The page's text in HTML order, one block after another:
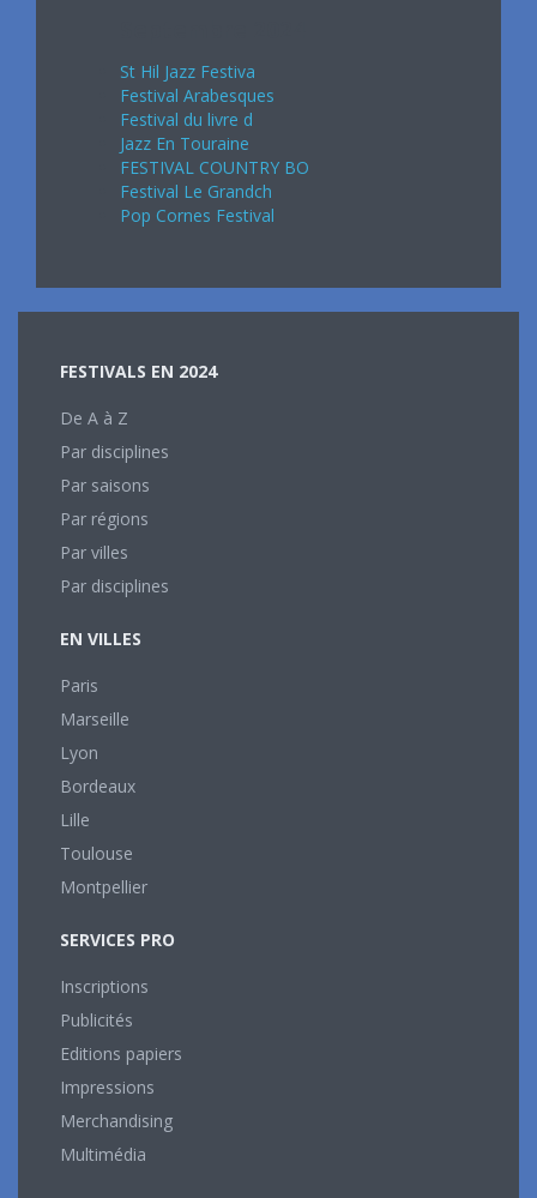
St Hil Jazz Festiva
Festival Arabesques
Festival du livre d
Jazz En Touraine
FESTIVAL COUNTRY BO
Festival Le Grandch
Pop Cornes Festival
FESTIVALS EN 2024
De A à Z
Par disciplines
Par saisons
Par régions
Par villes
Par disciplines
EN VILLES
Paris
Marseille
Lyon
Bordeaux
Lille
Toulouse
Montpellier
SERVICES PRO
Inscriptions
Publicités
Editions papiers
Impressions
Merchandising
Multimédia